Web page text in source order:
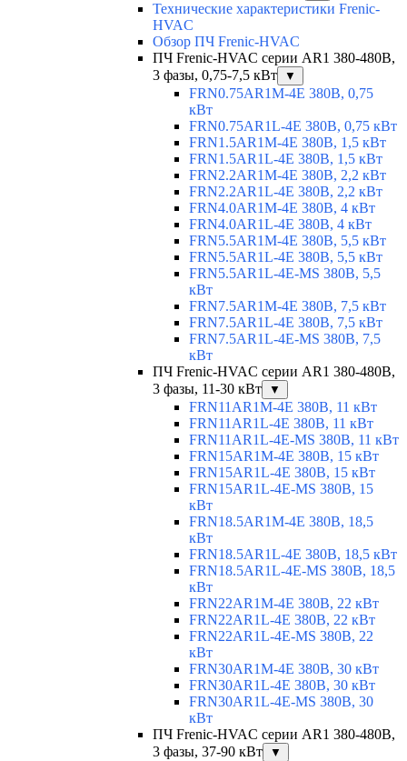
Технические характеристики Frenic-
HVAC
Обзор ПЧ Frenic-HVAC
ПЧ Frenic-HVAC серии AR1 380-480В,
3 фазы, 0,75-7,5 кВт
▼
FRN0.75AR1M-4E 380В, 0,75
кВт
FRN0.75AR1L-4E 380В, 0,75 кВт
FRN1.5AR1M-4E 380В, 1,5 кВт
FRN1.5AR1L-4E 380В, 1,5 кВт
FRN2.2AR1M-4E 380В, 2,2 кВт
FRN2.2AR1L-4E 380В, 2,2 кВт
FRN4.0AR1M-4E 380В, 4 кВт
FRN4.0AR1L-4E 380В, 4 кВт
FRN5.5AR1M-4E 380В, 5,5 кВт
FRN5.5AR1L-4E 380В, 5,5 кВт
FRN5.5AR1L-4E-MS 380В, 5,5
кВт
FRN7.5AR1M-4E 380В, 7,5 кВт
FRN7.5AR1L-4E 380В, 7,5 кВт
FRN7.5AR1L-4E-MS 380В, 7,5
кВт
ПЧ Frenic-HVAC серии AR1 380-480В,
3 фазы, 11-30 кВт
▼
FRN11AR1M-4E 380В, 11 кВт
FRN11AR1L-4E 380В, 11 кВт
FRN11AR1L-4E-MS 380В, 11 кВт
FRN15AR1M-4E 380В, 15 кВт
FRN15AR1L-4E 380В, 15 кВт
FRN15AR1L-4E-MS 380В, 15
кВт
FRN18.5AR1M-4E 380В, 18,5
кВт
FRN18.5AR1L-4E 380В, 18,5 кВт
FRN18.5AR1L-4E-MS 380В, 18,5
кВт
FRN22AR1M-4E 380В, 22 кВт
FRN22AR1L-4E 380В, 22 кВт
FRN22AR1L-4E-MS 380В, 22
кВт
FRN30AR1M-4E 380В, 30 кВт
FRN30AR1L-4E 380В, 30 кВт
FRN30AR1L-4E-MS 380В, 30
кВт
ПЧ Frenic-HVAC серии AR1 380-480В,
3 фазы, 37-90 кВт
▼